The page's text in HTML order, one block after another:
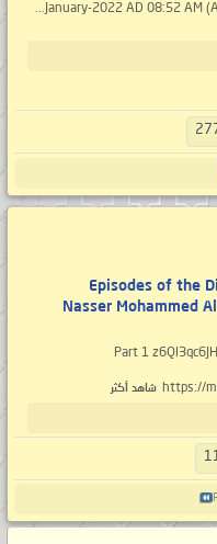
January-2022 AD 08:52 AM
.. Episodes of the
Nasser Mohammed
.. Part 1
https://
شاهد أكثر